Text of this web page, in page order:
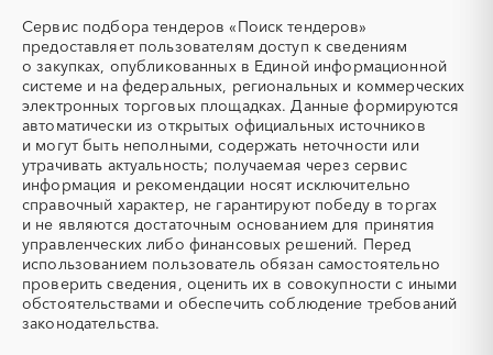
ТЭН
(Теплоэлектронагреватель)
УДС (установки
депарафинизации скважин)
УКПГ
ЯТЭК
Аварийные работы
Авиаперевозка
Авиационные работы
Авиационные работы
вертолетами
Автобус
Автовозы
Автогрейдер
Автозапчасти
Автоматизация
Автомобили
Автомобильные весы
Авторский надзор
Автотранспорт
Автоцистерны пожарные
Адсорбенты
г. Мытищи
г. Наро-Фоминск
г. Ногинск
г. Одинцово
г. Орехово-Зуево
г. Павловский Посад
г. Пересвет
г. Подольск
г. Протвино
г. Пушкино
г. Пущино
г. Раменское
г. Реутов
г. Рошаль
г. Руза
г. Сергиев Посад
г. Серпухов
г. Солнечногорск
г. Старая Купавна
г. Ступино
г. Талдом
г. Фрязино
г. Химки
Сервис подбора тендеров «Поиск тендеров»
предоставляет пользователям доступ к сведениям
о закупках, опубликованных в Единой информационной
системе и на федеральных, региональных и коммерческих
электронных торговых площадках. Данные формируются
автоматически из открытых официальных источников
и могут быть неполными, содержать неточности или
утрачивать актуальность; получаемая через сервис
информация и рекомендации носят исключительно
справочный характер, не гарантируют победу в торгах
и не являются достаточным основанием для принятия
управленческих либо финансовых решений. Перед
использованием пользователь обязан самостоятельно
проверить сведения, оценить их в совокупности с иными
обстоятельствами и обеспечить соблюдение требований
законодательства.